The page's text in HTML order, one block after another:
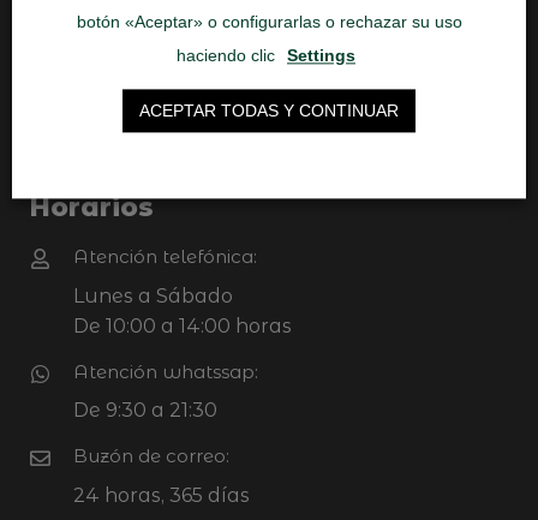
Política de Cookies
Horarios
Atención telefónica:
Lunes a Sábado
De 10:00 a 14:00 horas
Atención whatssap:
De 9:30 a 21:30
Buzón de correo:
24 horas, 365 días
botón «Aceptar» o configurarlas o rechazar su uso
haciendo clic
Settings
ACEPTAR TODAS Y CONTINUAR